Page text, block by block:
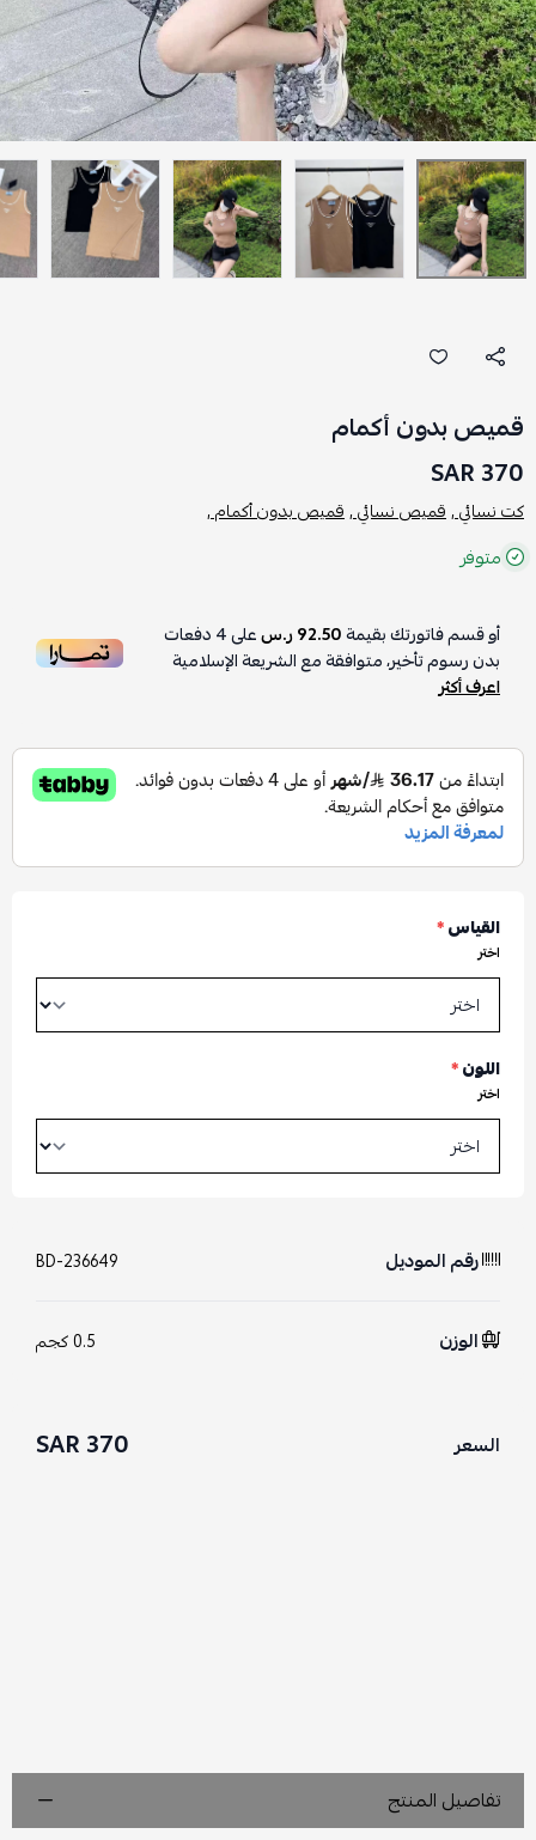
قميص بدون أكمام
370 SAR
كت نسائي ,قميص نسائي ,قميص بدون أكمام ,
متوفر
أو قسم فاتورتك بقيمة92.50 ر.س على4دفعات
بدون رسوم تأخير، متوافقة مع الشريعة الإسلامية
اعرف أكثر
القياس*
اختر
اللون*
اختر
رقم الموديل BD-236649
الوزن 0.5 كجم
السعر 370 SAR
تفاصيل المنتج